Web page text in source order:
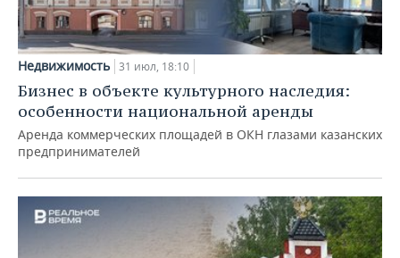
Недвижимость 31 июл, 18:10
Бизнес в объекте культурного наследия:
особенности национальной аренды
Аренда коммерческих площадей в ОКН глазами казанских
предпринимателей